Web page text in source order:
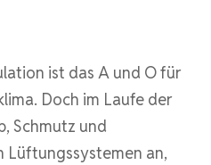
ist das A und O für
Doch im Laufe der
Schmutz und
Lüftungssystemen an,